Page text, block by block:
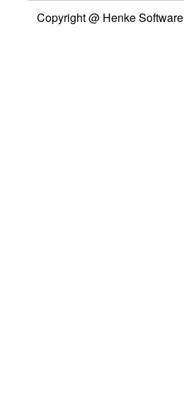
Copyright @ Henke Software